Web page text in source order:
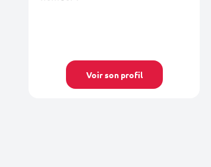
Voir son profil